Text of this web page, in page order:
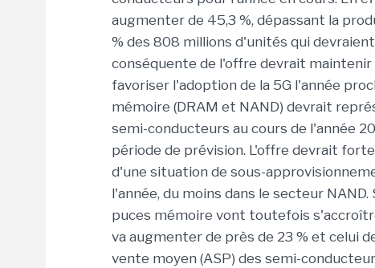
augmenter de 45,3 %, dépassant la
% des 808 millions d'unités qui
conséquente de l'offre devrait maintenir
favoriser l'adoption de la 5G l'année
mémoire (DRAM et NAND) devrait
semi-conducteurs au cours de l'année
période de prévision. L'offre devrait
d'une situation de sous-
l'année, du moins dans le secteur
puces mémoire vont toutefois
va augmenter de près de 23 % et celui
vente moyen (ASP) des semi-